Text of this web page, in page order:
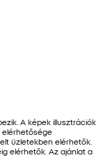
A képek illusztrációk
elérhetősége
üzletekben elérhetők.
elérhetők. Az ajánlat a